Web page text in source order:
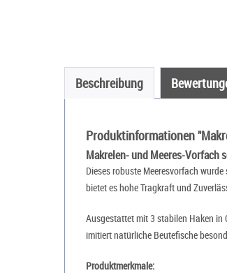
Beschreibung
Produktinformationen
Makrelen- und Meeres-Vorfach
Dieses robuste Meeresvorfach
bietet es hohe Tragkraft und
Ausgestattet mit 3 stabilen Haken in
imitiert natürliche Beutefische
Produktmerkmale: